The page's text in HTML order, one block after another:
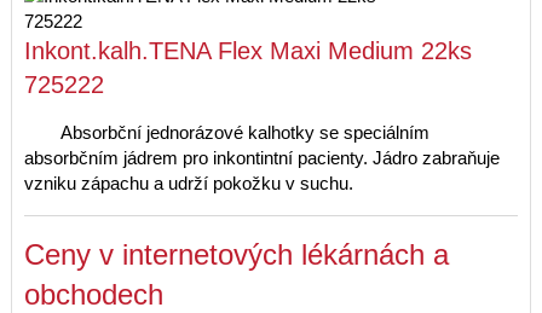
Inkont.kalh.TENA Flex Maxi Medium 22ks
725222
Absorbční jednorázové kalhotky se speciálním
absorbčním jádrem pro inkontintní pacienty. Jádro zabraňuje
vzniku zápachu a udrží pokožku v suchu.
Ceny v internetových lékárnách a
obchodech